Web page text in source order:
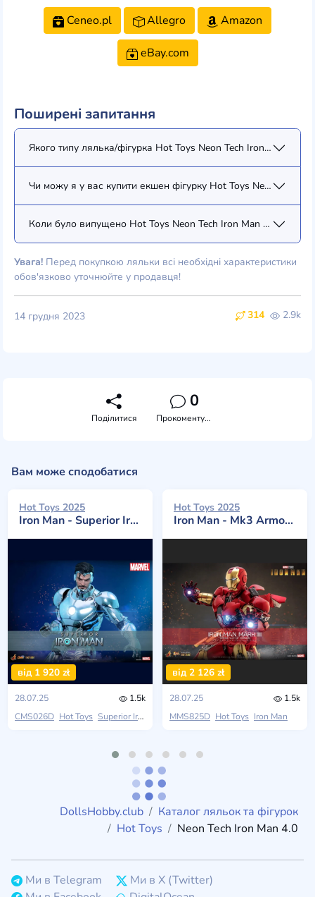
Ceneo.pl Allegro Amazon
eBay.com
Поширені запитання
Якого типу лялька/фігурка Hot Toys Neon Tech Iron Man 4.0
Чи можу я у вас купити екшен фігурку Hot Toys Neon Tech
Коли було випущено Hot Toys Neon Tech Iron Man 4.0
Увага! Перед покупкою ляльки всі необхідні характеристики
обов'язково уточнюйте у продавця!
314 2.9k
14 грудня 2023
Поділитися
0
Прокоментувати
Вам може сподобатися
Hot Toys 2025
Iron Man - Superior Iron Man (Diecast)
від 1 920 zł
28.07.25
1.5k
CMS026D Hot Toys Superior Iron Man
Hot Toys 2025
Iron Man - Mk3 Armor (Suit Up Version Diecast)
від 2 126 zł
28.07.25
1.5k
MMS825D Hot Toys Iron Man
DollsHobby.club
Каталог ляльок та фігурок
Hot Toys
Neon Tech Iron Man 4.0
Ми в Telegram
Ми в X (Twitter)